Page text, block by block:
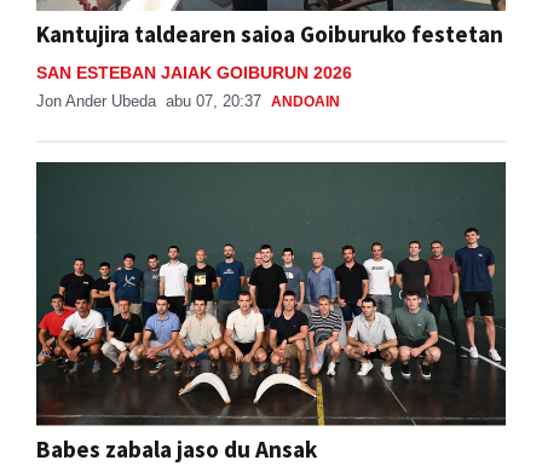
Kantujira taldearen saioa Goiburuko festetan
SAN ESTEBAN JAIAK GOIBURUN 2026
Jon Ander Ubeda abu 07, 20:37 ANDOAIN
Babes zabala jaso du Ansak